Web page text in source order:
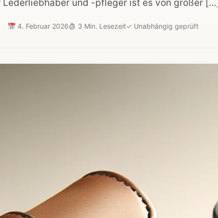
Lederliebhaber und -pfleger ist es von großer
4. Februar 2026 3 Min. Lesezeit✓ Unabhängig geprüft